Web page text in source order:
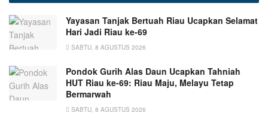
Yayasan Tanjak Bertuah Riau Ucapkan Selamat
Hari Jadi Riau ke-69
SABTU, 8 AGUSTUS 2026
Pondok Gurih Alas Daun Ucapkan Tahniah
HUT Riau ke-69: Riau Maju, Melayu Tetap
Bermarwah
SABTU, 8 AGUSTUS 2026